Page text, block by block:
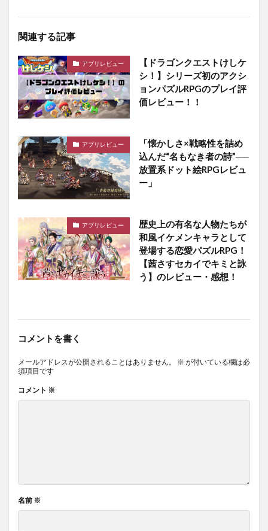
関連する記事
アプリレビュー
【ドラゴンクエストけしケ
シ！】シリーズ初のアクシ
ョンパズルRPGのプレイ評
価レビュー！！
アプリレビュー
「懐かしさ×戦略性を詰め
込んだ“名もなき者の詩”──
放置系ドット絵RPGレビュ
ー」
アプリレビュー
歴史上の有名な人物たちが
和風イケメンキャラとして
登場する恋愛パズルRPG！
【茜さすセカイでキミと詠
う】のレビュー・感想！
コメントを書く
メールアドレスが公開されることはありません。 ※ が付いている欄は必
須項目です
コメント ※
名前 ※